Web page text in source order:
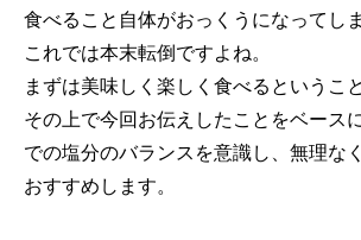
食べること自体がおっくうになってし
これでは本末転倒ですよね。
まずは美味しく楽しく食べるというこ
その上で今回お伝えしたことをベース
での塩分のバランスを意識し、無理な
おすすめします。